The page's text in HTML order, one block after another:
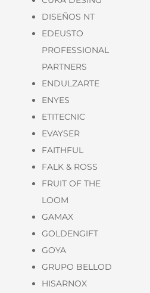
DISEÑOS NT
EDEUSTO
PROFESSIONAL
PARTNERS
ENDULZARTE
ENYES
ETITECNIC
EVAYSER
FAITHFUL
FALK & ROSS
FRUIT OF THE
LOOM
GAMAX
GOLDENGIFT
GOYA
GRUPO BELLOD
HISARNOX